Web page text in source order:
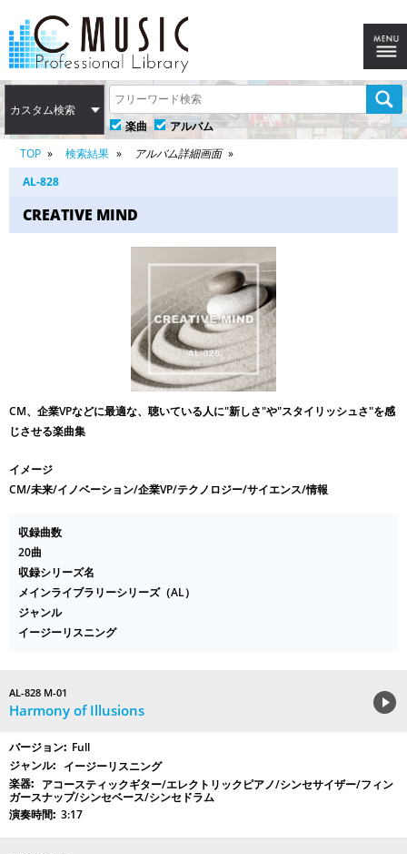
カスタム検索
楽曲
アルバム
TOP
検索結果
アルバム詳細画面
AL-828
CREATIVE MIND
CM、企業VPなどに最適な、聴いている人に"新しさ"や"スタイリッシュさ"を感
じさせる楽曲集
イメージ
CM/未来/イノベーション/企業VP/テクノロジー/サイエンス/情報
収録曲数
20曲
収録シリーズ名
メインライブラリーシリーズ（AL）
ジャンル
イージーリスニング
AL-828 M-01
Harmony of Illusions
Full
イージーリスニング
アコースティックギター/エレクトリックピアノ/シンセサイザー/フィン
ガースナップ/シンセベース/シンセドラム
3:17